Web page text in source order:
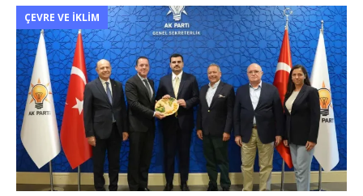
ÇEVRE VE İKLIM